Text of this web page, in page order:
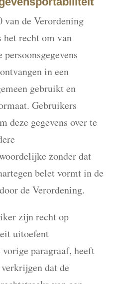
de Verordening
het recht om van
persoonsgegevens
in een
gebruikt en
Gebruikers
deze gegevens over te
zonder dat
belet vormt in de
de Verordening.
zijn recht op
uitoefent
paragraaf, heeft
dat de